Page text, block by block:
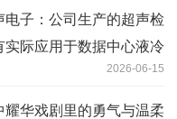
电子：公司生产的超声检
实际应用于数据中心液冷
2026-06-15
耀华戏剧里的勇气与温柔